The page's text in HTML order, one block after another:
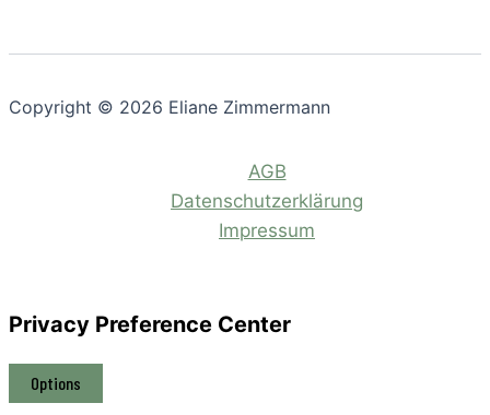
Copyright © 2026 Eliane Zimmermann
AGB
Datenschutzerklärung
Impressum
Privacy Preference Center
Options